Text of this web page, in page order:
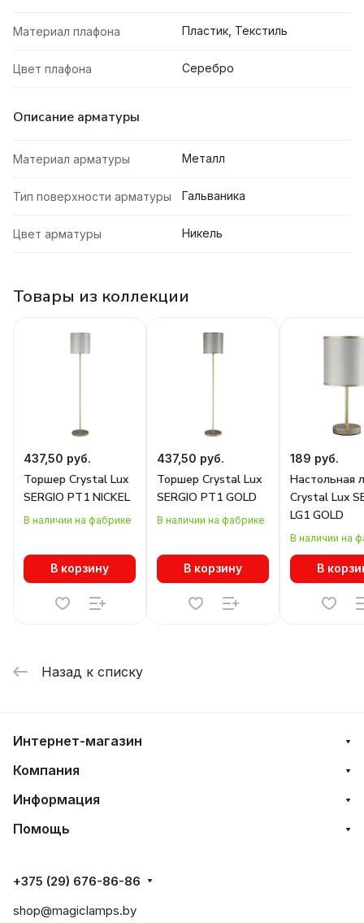
Материал плафона Пластик, Текстиль
Цвет плафона Серебро
Описание арматуры
Материал арматуры Металл
Тип поверхности арматуры Гальваника
Цвет арматуры Никель
Товары из коллекции
437,50 руб.
Торшер Crystal Lux
SERGIO PT1 NICKEL
В наличии на фабрике
В корзину
437,50 руб.
Торшер Crystal Lux
SERGIO PT1 GOLD
В наличии на фабрике
В корзину
189 руб.
Настольная
Crystal Lux
LG1 GOLD
В наличии на
В
Назад к списку
Интернет-магазин
Компания
Информация
Помощь
+375 (29) 676-86-86
shop@magiclamps.by